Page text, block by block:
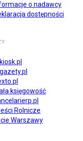
o nadawcy
dostępności
księgowość
Rolnicze
Warszawy